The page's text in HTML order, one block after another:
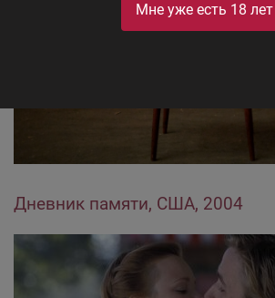
Мне уже есть 18 лет
Дневник памяти, США, 2004